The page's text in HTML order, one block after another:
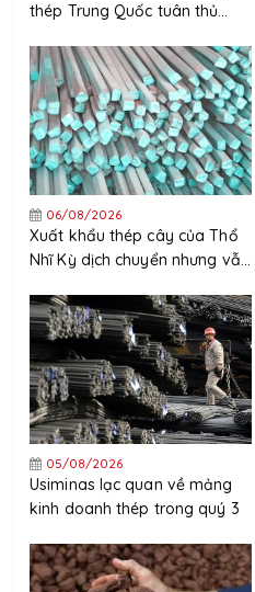
thép Trung Quốc tuân thủ
xuất khẩu
06/08/2026
Xuất khẩu thép cây của Thổ
Nhĩ Kỳ dịch chuyển nhưng vẫn
năm
05/08/2026
Usiminas lạc quan về mảng
kinh doanh thép trong quý 3